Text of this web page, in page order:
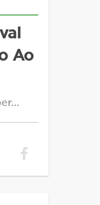
Ao